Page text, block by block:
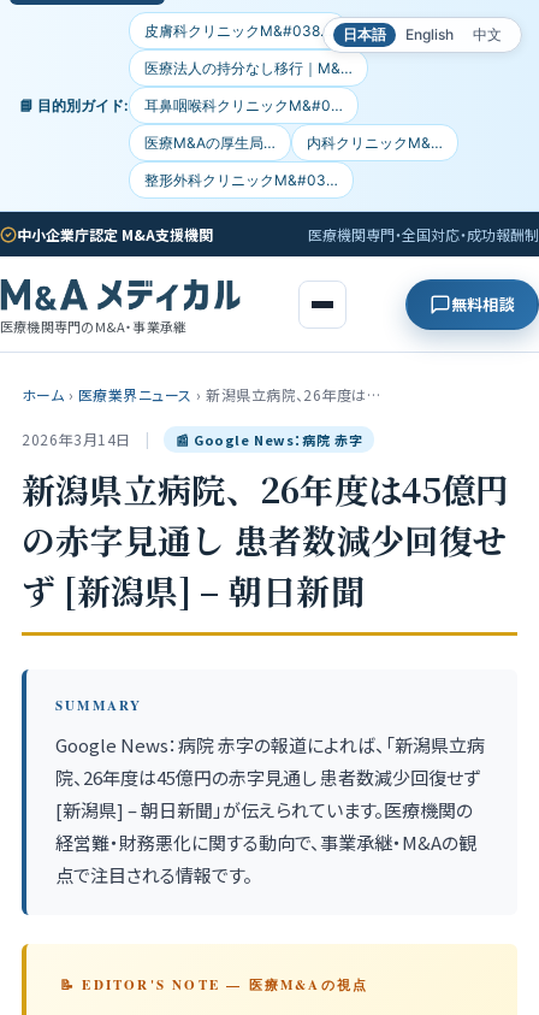
日本語 English 中文
📘 目的別ガイド:
皮膚科クリニックM&#038…
医療法人の持分なし移行｜M&…
耳鼻咽喉科クリニックM&#0…
医療M&Aの厚生局… 内科クリニックM&…
整形外科クリニックM&#03…
中小企業庁認定 M&A支援機関 医療機関専門・全国対応・成功報酬制
医療機関専門のM&A・事業承継
無料相談
ホーム › 医療業界ニュース › 新潟県立病院、26年度は…
2026年3月14日 | 📰 Google News：病院 赤字
新潟県立病院、26年度は45億円
の赤字見通し 患者数減少回復せ
ず [新潟県] – 朝日新聞
SUMMARY
Google News：病院 赤字の報道によれば、「新潟県立病
院、26年度は45億円の赤字見通し 患者数減少回復せず
[新潟県] – 朝日新聞」が伝えられています。医療機関の
経営難・財務悪化に関する動向で、事業承継・M&Aの観
点で注目される情報です。
📝 EDITOR'S NOTE — 医療M&Aの視点